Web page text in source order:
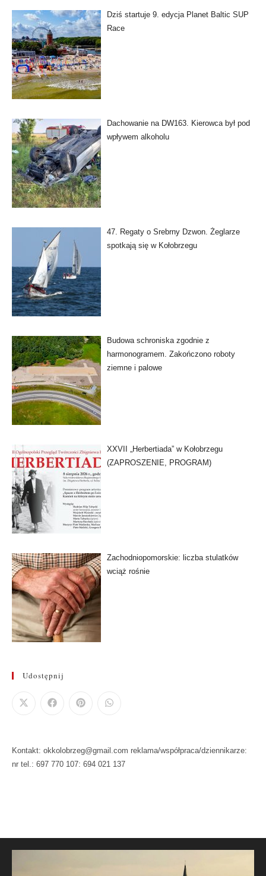
Dziś startuje 9. edycja Planet Baltic SUP
Race
Dachowanie na DW163. Kierowca był pod
wpływem alkoholu
47. Regaty o Srebrny Dzwon. Żeglarze
spotkają się w Kołobrzegu
Budowa schroniska zgodnie z
harmonogramem. Zakończono roboty
ziemne i palowe
XXVII „Herbertiada” w Kołobrzegu
(ZAPROSZENIE, PROGRAM)
Zachodniopomorskie: liczba stulatków
wciąż rośnie
Udostępnij
Kontakt: okkolobrzeg@gmail.com reklama/współpraca/dziennikarze:
nr tel.: 697 770 107: 694 021 137